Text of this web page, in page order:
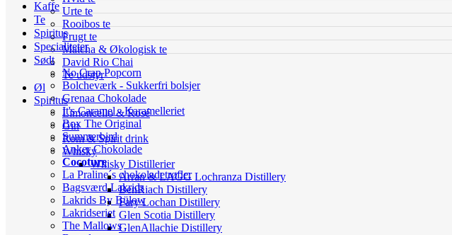
Urte te
Rooibos te
Frugt te
Matcha & Økologisk te
David Rio Chai
Te udstyr
Øl
Spiritus
Limoncello & Rosé
Gin
Rom & Spirit drink
Whisky
Whisky Distillerier
Arran & LAGG Lochranza Distillery
BenRiach Distillery
Fary Lochan Distillery
Glen Scotia Distillery
GlenAllachie Distillery
Kaffe
Te
Spiritus
Specialiteter
Sødt
No Crap Popcorn
Bolcheværk - Sukkerfri bolsjer
Grenaa Chokolade
It's Caramel - Karamelleriet
Box The Original
Summerbird
Anker Chokolade
Cocoture
La Praline´s chokoladetrøfler
Bagsværd Lakrids
Lakrids By Bülow
Lakridseriet
The Mallows